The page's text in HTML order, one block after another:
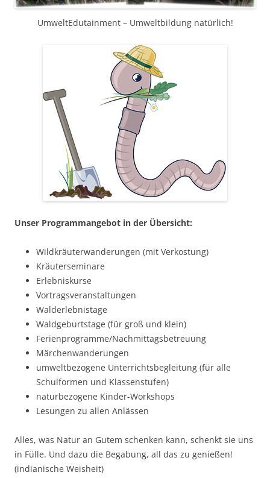
UmweltEdutainment – Umweltbildung natürlich!
Unser Programmangebot in der Übersicht:
Wildkräuterwanderungen (mit Verkostung)
Kräuterseminare
Erlebniskurse
Vortragsveranstaltungen
Walderlebnistage
Waldgeburtstage (für groß und klein)
Ferienprogramme/Nachmittagsbetreuung
Märchenwanderungen
umweltbezogene Unterrichtsbegleitung (für alle
Schulformen und Klassenstufen)
naturbezogene Kinder-Workshops
Lesungen zu allen Anlässen
Alles, was Natur an Gutem schenken kann, schenkt sie uns
in Fülle. Und dazu die Begabung, all das zu genießen!
(indianische Weisheit)